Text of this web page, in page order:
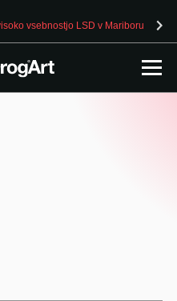
vsebnostjo LSD v Mariboru